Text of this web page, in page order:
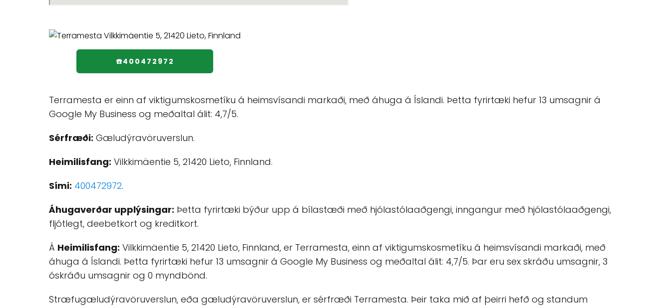
☎️400472972
Terramesta er einn af viktigumskosmetíku á heimsvísandi markaði, með áhuga á Íslandi. Þetta fyrirtæki hefur 13 umsagnir á
Google My Business og meðaltal álit: 4,7/5.
Sérfræði: Gæludýravöruverslun.
Heimilisfang: Vilkkimäentie 5, 21420 Lieto, Finnland.
Sími: 400472972.
Áhugaverðar upplýsingar: Þetta fyrirtæki býður upp á bílastæði með hjólastólaaðgengi, inngangur með hjólastólaaðgengi,
fljótlegt, deebetkort og kreditkort.
Á Heimilisfang: Vilkkimäentie 5, 21420 Lieto, Finnland, er Terramesta, einn af viktigumskosmetíku á heimsvísandi markaði, með
áhuga á Íslandi. Þetta fyrirtæki hefur 13 umsagnir á Google My Business og meðaltal álit: 4,7/5. Þar eru sex skráðu umsagnir, 3
óskráðu umsagnir og 0 myndbönd.
Stræfugæludýravöruverslun, eða gæludýravöruverslun, er sérfræði Terramesta. Þeir taka mið af þeirri hefð og standum